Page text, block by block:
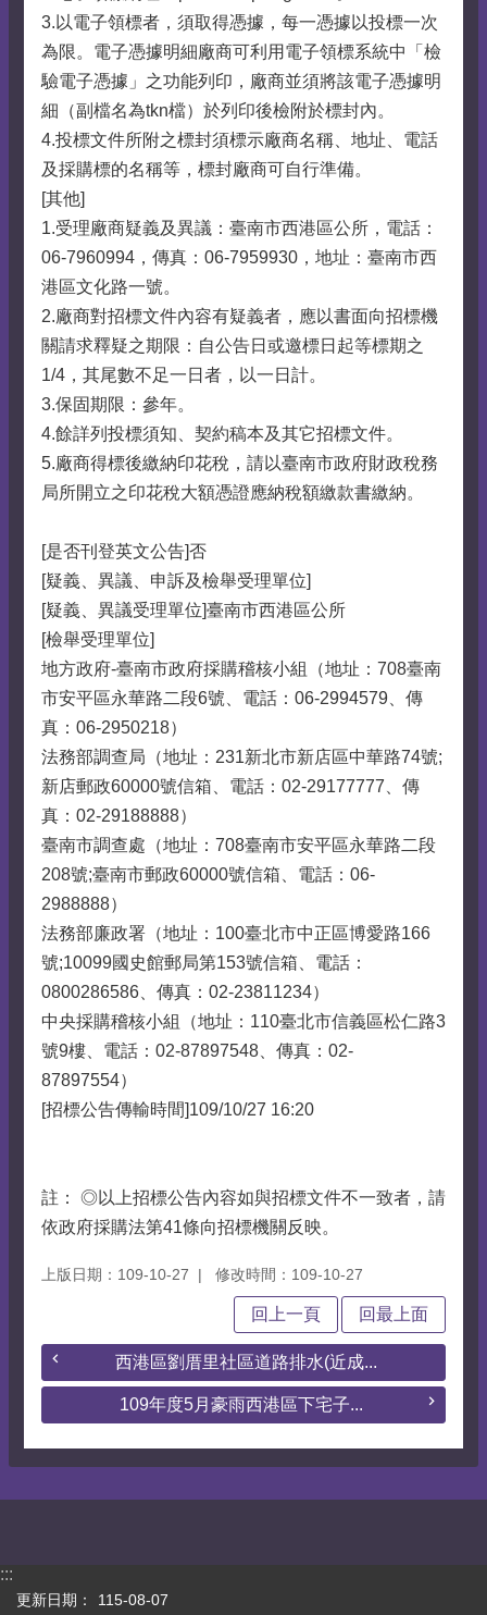
3.以電子領標者，須取得憑據，每一憑據以投標一次
為限。電子憑據明細廠商可利用電子領標系統中「檢
驗電子憑據」之功能列印，廠商並須將該電子憑據明
細（副檔名為tkn檔）於列印後檢附於標封內。
4.投標文件所附之標封須標示廠商名稱、地址、電話
及採購標的名稱等，標封廠商可自行準備。
[其他]
1.受理廠商疑義及異議：臺南市西港區公所，電話：
06-7960994，傳真：06-7959930，地址：臺南市西
港區文化路一號。
2.廠商對招標文件內容有疑義者，應以書面向招標機
關請求釋疑之期限：自公告日或邀標日起等標期之
1/4，其尾數不足一日者，以一日計。
3.保固期限：參年。
4.餘詳列投標須知、契約稿本及其它招標文件。
5.廠商得標後繳納印花稅，請以臺南市政府財政稅務
局所開立之印花稅大額憑證應納稅額繳款書繳納。
[是否刊登英文公告]否
[疑義、異議、申訴及檢舉受理單位]
[疑義、異議受理單位]臺南市西港區公所
[檢舉受理單位]
地方政府-臺南市政府採購稽核小組（地址：708臺南
市安平區永華路二段6號、電話：06-2994579、傳
真：06-2950218）
法務部調查局（地址：231新北市新店區中華路74號;
新店郵政60000號信箱、電話：02-29177777、傳
真：02-29188888）
臺南市調查處（地址：708臺南市安平區永華路二段
208號;臺南市郵政60000號信箱、電話：06-
2988888）
法務部廉政署（地址：100臺北市中正區博愛路166
號;10099國史館郵局第153號信箱、電話：
0800286586、傳真：02-23811234）
中央採購稽核小組（地址：110臺北市信義區松仁路3
號9樓、電話：02-87897548、傳真：02-
87897554）
[招標公告傳輸時間]109/10/27 16:20
註： ◎以上招標公告內容如與招標文件不一致者，請
依政府採購法第41條向招標機關反映。
上版日期：109-10-27 修改時間：109-10-27
回上一頁 回最上面
西港區劉厝里社區道路排水(近成...
109年度5月豪雨西港區下宅子...
:::
更新日期： 115-08-07